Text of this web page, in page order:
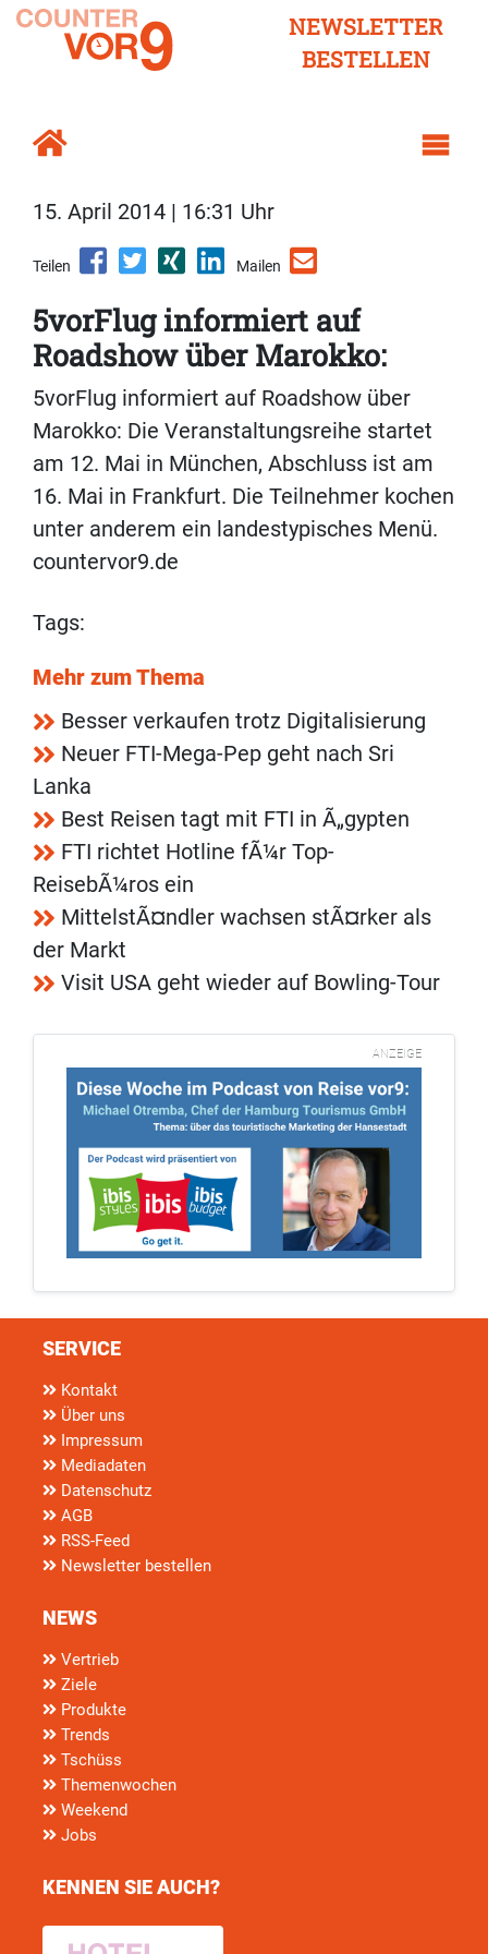
NEWSLETTER
BESTELLEN
15. April 2014 | 16:31 Uhr
Teilen Mailen
5vorFlug informiert auf
Roadshow über Marokko:
5vorFlug informiert auf Roadshow über
Marokko: Die Veranstaltungsreihe startet
am 12. Mai in München, Abschluss ist am
16. Mai in Frankfurt. Die Teilnehmer kochen
unter anderem ein landestypisches Menü.
countervor9.de
Tags:
Mehr zum Thema
Besser verkaufen trotz Digitalisierung
Neuer FTI-Mega-Pep geht nach Sri
Lanka
Best Reisen tagt mit FTI in Ã„gypten
FTI richtet Hotline fÃ¼r Top-
ReisebÃ¼ros ein
MittelstÃ¤ndler wachsen stÃ¤rker als
der Markt
Visit USA geht wieder auf Bowling-Tour
ANZEIGE
SERVICE
Kontakt
Über uns
Impressum
Mediadaten
Datenschutz
AGB
RSS-Feed
Newsletter bestellen
NEWS
Vertrieb
Ziele
Produkte
Trends
Tschüss
Themenwochen
Weekend
Jobs
KENNEN SIE AUCH?